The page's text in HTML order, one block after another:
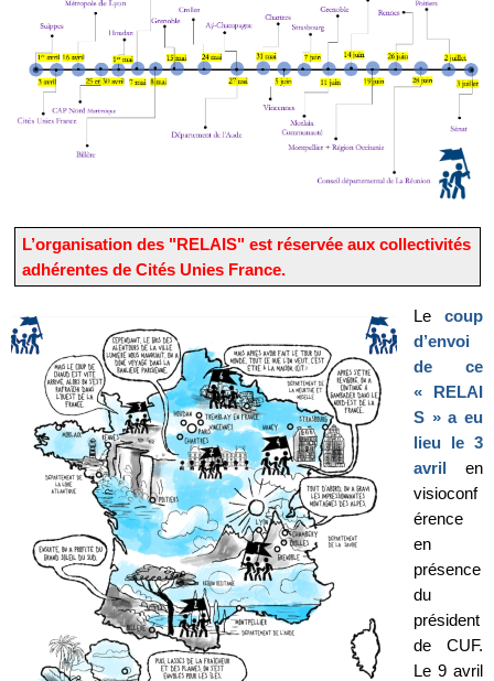
L’organisation des "RELAIS" est réservée aux collectivités
adhérentes de Cités Unies France.
Le coup
d’envoi
de ce
« RELAI
S » a eu
lieu le 3
avril en
visioconf
érence
en
présence
du
président
de CUF.
Le 9 avril